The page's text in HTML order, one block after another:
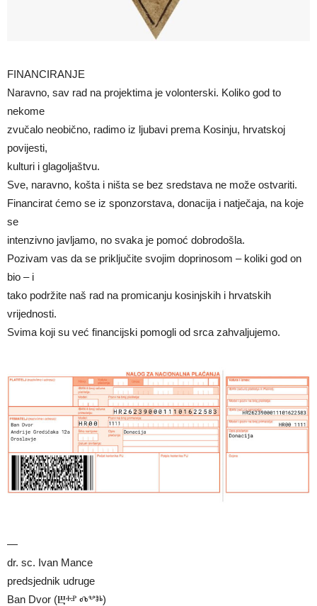
FINANCIRANJE
Naravno, sav rad na projektima je volonterski. Koliko god to
nekome
zvučalo neobično, radimo iz ljubavi prema Kosinju, hrvatskoj
povijesti,
kulturi i glagoljaštvu.
Sve, naravno, košta i ništa se bez sredstava ne može ostvariti.
Financirat ćemo se iz sponzorstava, donacija i natječaja, na koje
se
intenzivno javljamo, no svaka je pomoć dobrodošla.
Pozivam vas da se priključite svojim doprinosom – koliki god on
bio – i
tako podržite naš rad na promicanju kosinjskih i hrvatskih
vrijednosti.
Svima koji su već financijski pomogli od srca zahvaljujemo.
—
dr. sc. Ivan Mance
predsjednik udruge
Ban Dvor (Ⰱⰰⱀ Ⰴⰲⱁⱃ)